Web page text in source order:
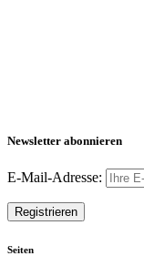
Newsletter abonnieren
E-Mail-Adresse:
Seiten